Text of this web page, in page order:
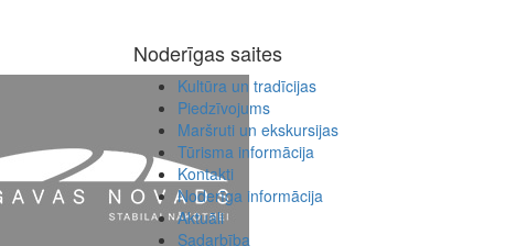
Noderīgas saites
Kultūra un tradīcijas
Piedzīvojums
Maršruti un ekskursijas
Tūrisma informācija
Kontakti
Noderīga informācija
Aktuāli
Sadarbība